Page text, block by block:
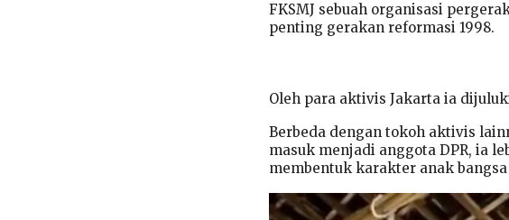
FKSMJ sebuah organisasi
penting gerakan reformasi 1998.
Oleh para aktivis Jakarta ia
Berbeda dengan tokoh aktivis
masuk menjadi anggota DPR, ia
membentuk karakter anak